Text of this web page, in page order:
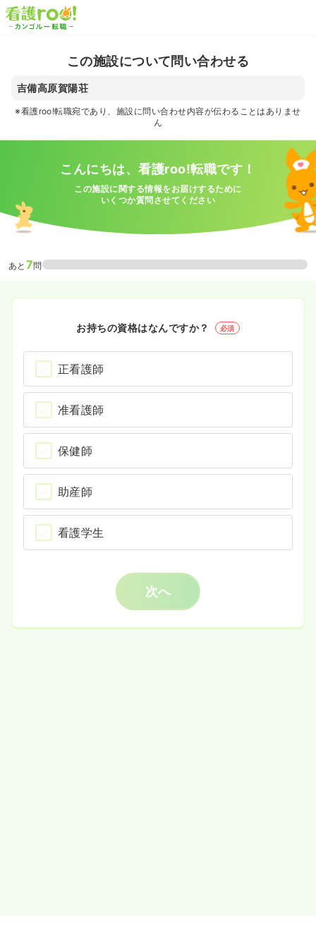
この施設について問い合わせる
吉備高原賀陽荘
※看護roo!転職宛であり、施設に問い合わせ内容が伝わることはありませ
ん
こんにちは、看護roo!転職です！
この施設に関する情報をお届けするために
いくつか質問させてください
あと 7問
お持ちの資格はなんですか？ 必須
正看護師
准看護師
保健師
助産師
看護学生
次へ